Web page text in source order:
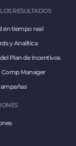
RESULTADOS
en tiempo real
y Analítica
Plan de Incentivos
Comp Manager